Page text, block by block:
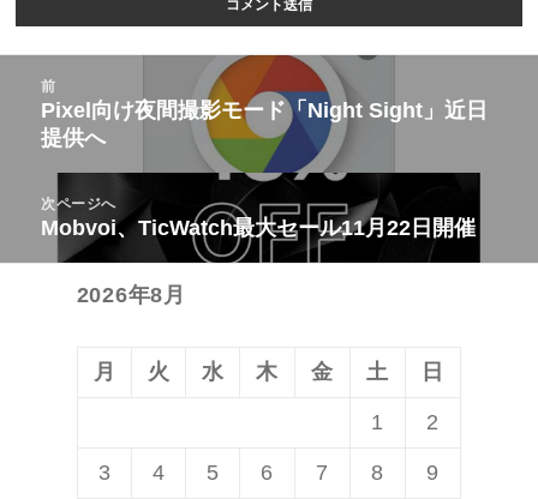
前
前
の
投
稿:
Pixel向け夜間撮影モード「Night Sight」近日
提供へ
次ページへ
次
の
Mobvoi、TicWatch最大セール11月22日開催
2026年8月
月 火 水 木 金 土 日
1 2
3 4 5 6 7 8 9